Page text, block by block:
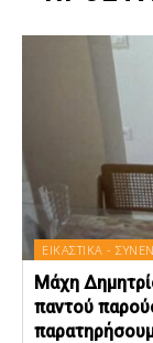
ΕΙΚΑΣΤΙΚΑ -
Μάχη
παντού